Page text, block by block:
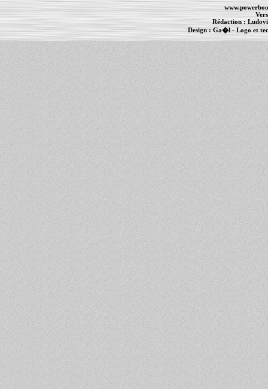
Rédaction :
Design : Ga�l- Logo et
Informations : PowerBook- MacBook Pro